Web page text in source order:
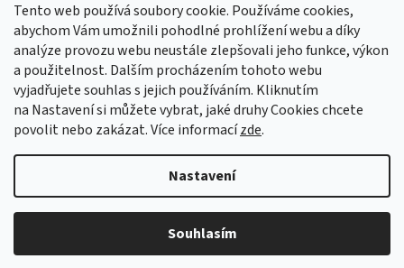
Tento web používá soubory cookie. Používáme cookies,
abychom Vám umožnili pohodlné prohlížení webu a díky
analýze provozu webu neustále zlepšovali jeho funkce, výkon
a použitelnost. Dalším procházením tohoto webu
vyjadřujete souhlas s jejich používáním. Kliknutím
na Nastavení si můžete vybrat, jaké druhy Cookies chcete
povolit nebo zakázat. Více informacízde.
Nastavení
Souhlasím
Přijímáme online platby
Copyright 2026GASTRO HOLDING CANDOLA, s. r. o.. Všechna
práva vyhrazena.Upravit nastavení cookies